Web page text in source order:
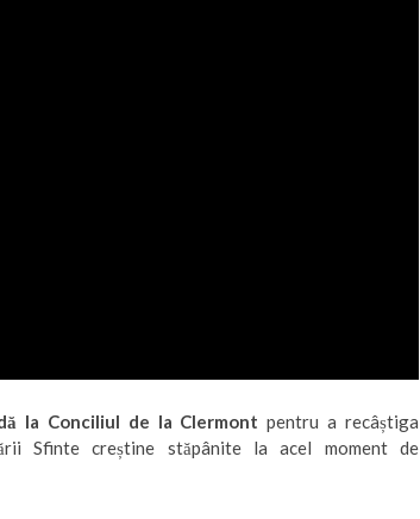
la Conciliul de la Clermont pentru a recâștiga
Sfinte creștine stăpânite la acel moment de